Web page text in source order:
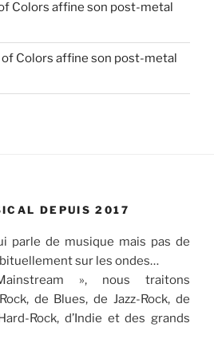
Colors affine son post-metal
Colors affine son post-metal
DEPUIS 2017
parle de musique mais pas de
sur les ondes…
», nous traitons
de Blues, de Jazz-Rock, de
Rock, d’Indie et des grands